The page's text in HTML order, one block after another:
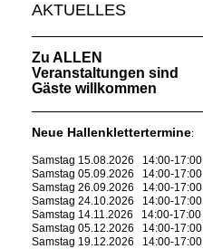
AKTUELLES
Zu ALLEN
Veranstaltungen sind
Gäste willkommen
Neue Hallenklettertermine:
Samstag 15.08.2026 14:00-17:00
Samstag 05.09.2026 14:00-17:00
Samstag 26.09.2026 14:00-17:00
Samstag 24.10.2026 14:00-17:00
Samstag 14.11.2026 14:00-17:00
Samstag 05.12.2026 14:00-17:00
Samstag 19.12.2026 14:00-17:00